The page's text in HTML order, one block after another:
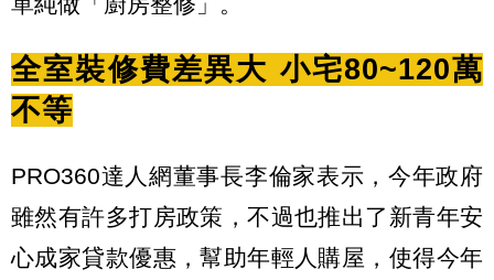
全室裝修費差異大 小宅80~120萬
不等
PRO360達人網董事長李倫家表示，今年政府
雖然有許多打房政策，不過也推出了新青年安
心成家貸款優惠，幫助年輕人購屋，使得今年